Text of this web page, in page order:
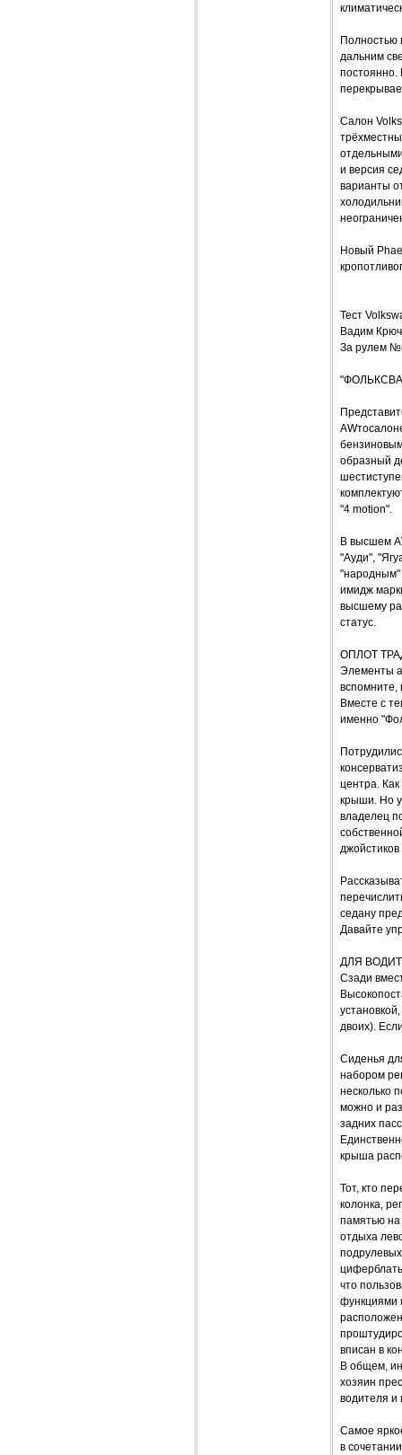
Полностью
дальним
постоянно.
Салон
и версия
варианты
Новый
Тест
Вадим
За рулем
образный
"4 motion".
В высшем
"Ауди",
"народным"
имидж
высшему
статус.
ОПЛОТ
Элементы
вспомните,
Вместе с
именно
центра.
крыши. Но
владелец
седану
Давайте
ДЛЯ
Сзади
двоих).
Сиденья
набором
несколько
можно и
задних
крыша
Тот, кто
колонка,
памятью на
отдыха
что
функциями
вписан в
В общем,
хозяин
водителя и
Самое
в